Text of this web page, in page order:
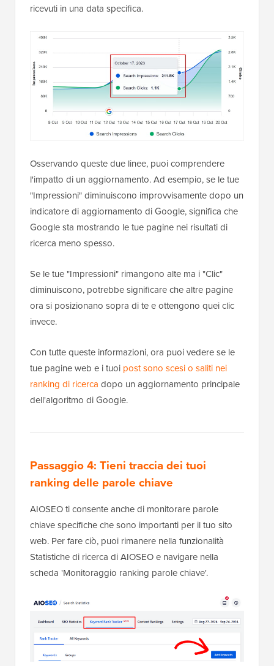
ricevuti in una data specifica.
Osservando queste due linee, puoi comprendere
l'impatto di un aggiornamento. Ad esempio, se le tue
"Impressioni" diminuiscono improvvisamente dopo un
indicatore di aggiornamento di Google, significa che
Google sta mostrando le tue pagine nei risultati di
ricerca meno spesso.
Se le tue "Impressioni" rimangono alte ma i "Clic"
diminuiscono, potrebbe significare che altre pagine
ora si posizionano sopra di te e ottengono quei clic
invece.
Con tutte queste informazioni, ora puoi vedere se le
tue pagine web e i tuoi post sono scesi o saliti nei
ranking di ricerca dopo un aggiornamento principale
dell'algoritmo di Google.
Passaggio 4: Tieni traccia dei tuoi
ranking delle parole chiave
AIOSEO ti consente anche di monitorare parole
chiave specifiche che sono importanti per il tuo sito
web. Per fare ciò, puoi rimanere nella funzionalità
Statistiche di ricerca di AIOSEO e navigare nella
scheda 'Monitoraggio ranking parole chiave'.